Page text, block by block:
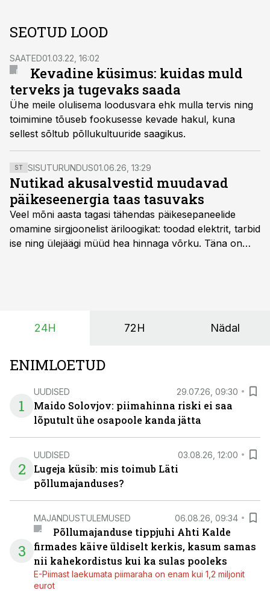
SEOTUD LOOD
SAATED01.03.22, 16:02
Kevadine küsimus: kuidas muld
terveks ja tugevaks saada
Ühe meile olulisema loodusvara ehk mulla tervis ning
toimimine tõuseb fookusesse kevade hakul, kuna
sellest sõltub põllukultuuride saagikus.
ST SISUTURUNDUS01.06.26, 13:29
Nutikad akusalvestid muudavad
päikeseenergia taas tasuvaks
Veel mõni aasta tagasi tähendas päikesepaneelide
omamine sirgjoonelist äriloogikat: toodad elektrit, tarbid
ise ning ülejäägi müüd hea hinnaga võrku. Täna on
põllumajandusettevõtete jaoks üheks olulisemaks
24H 72H Nädal
ENIMLOETUD
1
UUDISED 29.07.26, 09:30
Maido Solovjov: piimahinna riski ei saa
lõputult ühe osapoole kanda jätta
2
UUDISED 03.08.26, 12:00
Lugeja küsib: mis toimub Läti
põllumajanduses?
3
MAJANDUSTULEMUSED 06.08.26, 09:34
Põllumajanduse tippjuhi Ahti Kalde
firmades käive üldiselt kerkis, kasum samas
nii kahekordistus kui ka sulas pooleks
E-Piimast laekumata piimaraha on enam kui 1,2 miljonit
eurot